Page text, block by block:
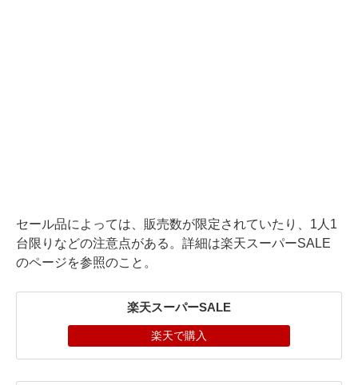
セール品によっては、販売数が限定されていたり、1人1
台限りなどの注意点がある。詳細は楽天スーパーSALE
のページを参照のこと。
楽天スーパーSALE
楽天で購入